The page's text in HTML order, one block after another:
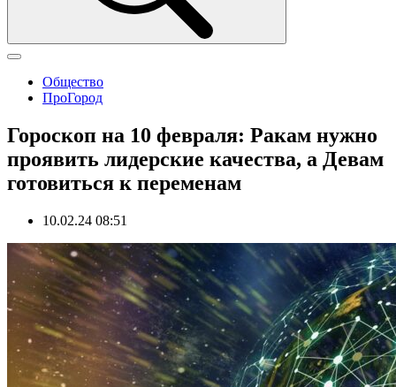
Общество
ПроГород
Гороскоп на 10 февраля: Ракам нужно
проявить лидерские качества, а Девам
готовиться к переменам
10.02.24 08:51